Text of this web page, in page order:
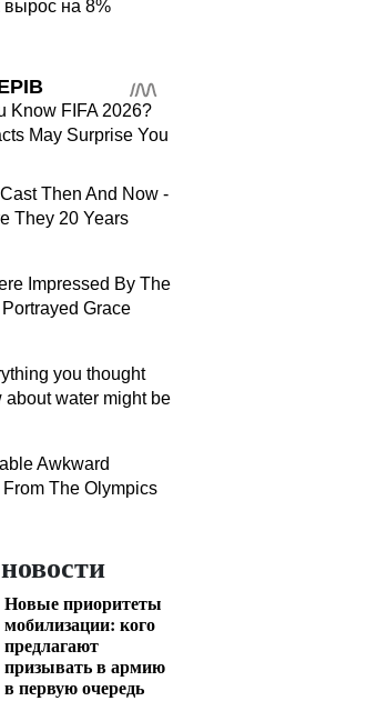
на 8%
Know FIFA 2026?
May Surprise You
Then And Now -
They 20 Years
Impressed By The
Grace
you thought
about water might be
Awkward
From The Olympics
Новые приоритеты
мобилизации: кого
предлагают
призывать в армию
в первую очередь